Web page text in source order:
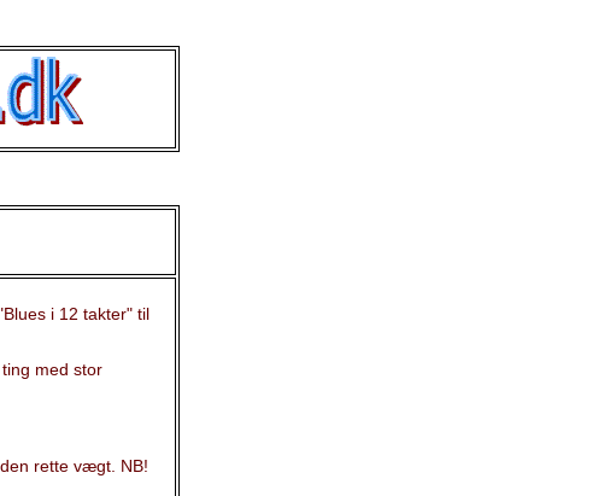
i 12 takter" til
med stor
rette vægt. NB!